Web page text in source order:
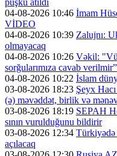
püşkü atıldı
04-08-2026 10:46 İmam
VİDEO
04-08-2026 10:39 Zalujnı:
olmayacaq
04-08-2026 10:26 Vəkil:
sorğularımıza cavab verilmir”
04-08-2026 10:22 İslam
03-08-2026 18:23 Şeyx
(ə) məvəddət, birlik və
03-08-2026 18:19 SEPAH
sının vurulduğunu bildirir
03-08-2026 12:34 Türkiyədə
açılacaq